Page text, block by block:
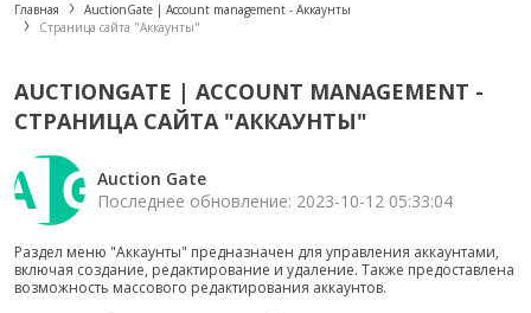
Главная
AuctionGate | Account management - Аккаунты
Страница сайта "Аккаунты"
AUCTIONGATE | ACCOUNT MANAGEMENT -
СТРАНИЦА САЙТА "АККАУНТЫ"
Auction Gate
Последнее обновление: 2023-10-12 05:33:04
Раздел меню "Аккаунты" предназначен для управления аккаунтами,
включая создание, редактирование и удаление. Также предоставлена
возможность массового редактирования аккаунтов.